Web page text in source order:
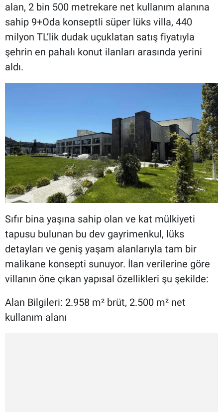
alan, 2 bin 500 metrekare net kullanım alanına
sahip 9+Oda konseptli süper lüks villa, 440
milyon TL’lik dudak uçuklatan satış fiyatıyla
şehrin en pahalı konut ilanları arasında yerini
aldı.
Sıfır bina yaşına sahip olan ve kat mülkiyeti
tapusu bulunan bu dev gayrimenkul, lüks
detayları ve geniş yaşam alanlarıyla tam bir
malikane konsepti sunuyor. İlan verilerine göre
villanın öne çıkan yapısal özellikleri şu şekilde:
Alan Bilgileri: 2.958 m² brüt, 2.500 m² net
kullanım alanı